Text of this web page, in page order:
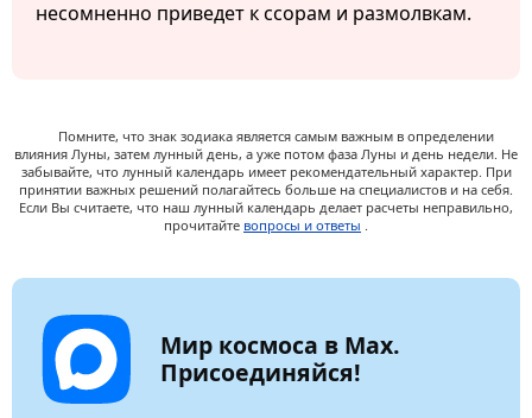
несомненно приведет к ссорам и размолвкам.
Помните, что знак зодиака является самым важным в определении
влияния Луны, затем лунный день, а уже потом фаза Луны и день недели. Не
забывайте, что лунный календарь имеет рекомендательный характер. При
принятии важных решений полагайтесь больше на специалистов и на себя.
Если Вы считаете, что наш лунный календарь делает расчеты неправильно,
прочитайте вопросы и ответы .
Мир космоса в Max.
Присоединяйся!